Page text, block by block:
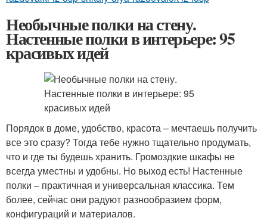
Необычные полки на стену.
Настенные полки в интерьере: 95
красивых идей
Порядок в доме, удобство, красота – мечтаешь получить
все это сразу? Тогда тебе нужно тщательно продумать,
что и где ты будешь хранить. Громоздкие шкафы не
всегда уместны и удобны. Но выход есть! Настенные
полки – практичная и универсальная классика. Тем
более, сейчас они радуют разнообразием форм,
конфигураций и материалов.